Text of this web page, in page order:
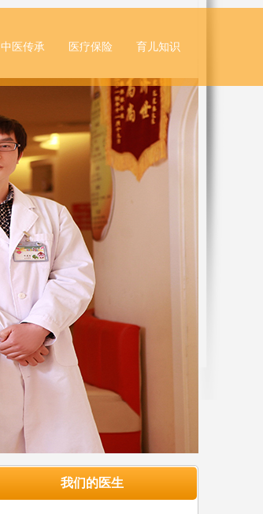
中医传承 医疗保险 育儿知识
我们的医生